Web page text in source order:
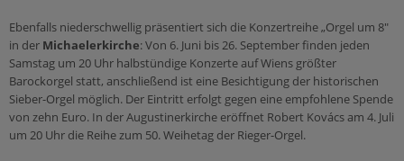
Selige & Heilige
Glaube
Gott
Christentum für Einsteiger
Prävention & Kinder/Jugendschutz
Sekten & Weltanschauungsfragen
Ebenfalls niederschwellig präsentiert sich die Konzertreihe „Orgel um 8"
in der Michaelerkirche: Von 6. Juni bis 26. September finden jeden
Samstag um 20 Uhr halbstündige Konzerte auf Wiens größter
Barockorgel statt, anschließend ist eine Besichtigung der historischen
Sieber-Orgel möglich. Der Eintritt erfolgt gegen eine empfohlene Spende
von zehn Euro. In der Augustinerkirche eröffnet Robert Kovács am 4. Juli
um 20 Uhr die Reihe zum 50. Weihetag der Rieger-Orgel.